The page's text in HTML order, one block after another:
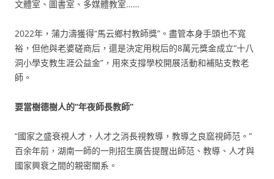
文體室、圖書室、多媒體教室……
2022年，蒲力濤獲得“馬云鄉村教師獎”。盡管本身手頭也不寬
裕，但他與老婆磋商后，還是決定用稅后的8萬元獎金成立“十八
洞小學支教生涯公益金”，用來支撐學校開展活動和補貼支教老
師。
要當樹德樹人的“年夜師長教師”
“國家之盛衰視人才，人才之消長視教導，教導之良窳視師范。”
百余年前，湖南一師的一則招生廣告提醒出師范、教導、人才與
國家興衰之間的親密關系。